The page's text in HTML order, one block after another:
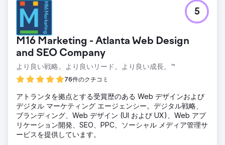
M16 Marketing - Atlanta Web Design
and SEO Company
より良い戦略。より良いリード。より良い成長。™
76件のクチコミ
5
アトランタを拠点とする受賞歴のある Web デザインおよび
デジタル マーケティング エージェンシー。デジタル戦略、
ブランディング、Web デザイン (UI および UX)、Web アプ
リケーション開発、SEO、PPC、ソーシャル メディア管理サ
ービスを提供しています。